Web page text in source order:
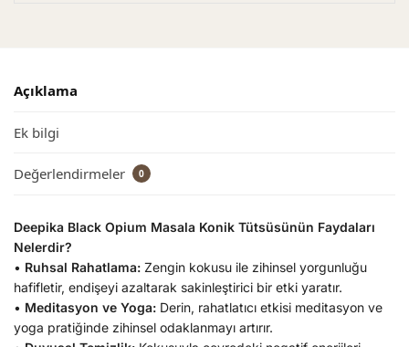
Açıklama
Ek bilgi
Değerlendirmeler 0
Deepika Black Opium Masala Konik Tütsüsünün Faydaları
Nelerdir?
• Ruhsal Rahatlama: Zengin kokusu ile zihinsel yorgunluğu
hafifletir, endişeyi azaltarak sakinleştirici bir etki yaratır.
• Meditasyon ve Yoga: Derin, rahatlatıcı etkisi meditasyon ve
yoga pratiğinde zihinsel odaklanmayı artırır.